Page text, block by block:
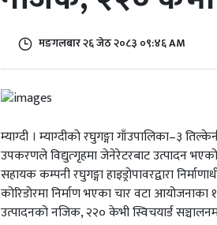
मङगलबार २६ जेठ २०८३ ०९:४६ AM
म्याग्दी । म्याग्दीको रघुगङ्गा गाँउपालिका–३
उपकरणले विद्युत्गृहमा जेनेरेटरबाट उत्पादन भएको
सहायक कम्पनी रघुगङ्गा हाइड्रोपावरद्वारा
कोरिडोरमा निर्माण भएका चार वटा
उत्पादनको नजिक, २२० केभी स्विचयार्ड